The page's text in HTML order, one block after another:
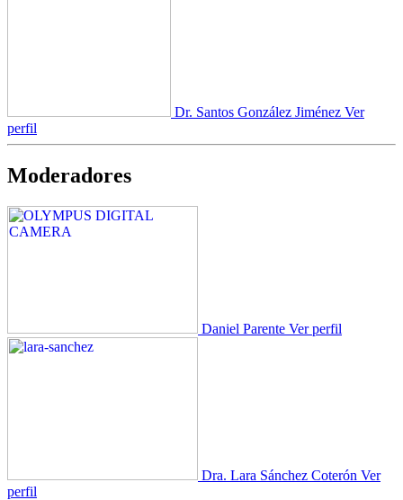
Dr. Santos González Jiménez Ver
perfil
Moderadores
Daniel Parente Ver perfil
Dra. Lara Sánchez Coterón Ver
perfil